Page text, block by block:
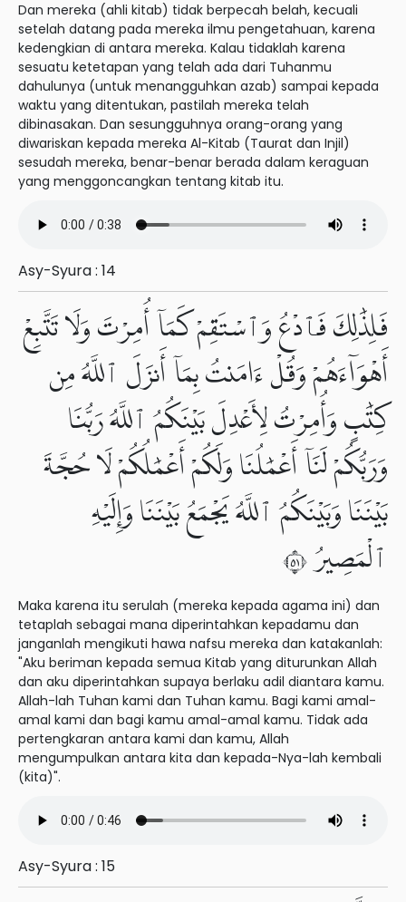
Dan mereka (ahli kitab) tidak berpecah belah, kecuali
setelah datang pada mereka ilmu pengetahuan, karena
kedengkian di antara mereka. Kalau tidaklah karena
sesuatu ketetapan yang telah ada dari Tuhanmu
dahulunya (untuk menangguhkan azab) sampai kepada
waktu yang ditentukan, pastilah mereka telah
dibinasakan. Dan sesungguhnya orang-orang yang
diwariskan kepada mereka Al-Kitab (Taurat dan Injil)
sesudah mereka, benar-benar berada dalam keraguan
yang menggoncangkan tentang kitab itu.
Asy-Syura : 14
فَلِذَٰلِكَ فَٱدْعُ وَٱسْتَقِمْ كَمَآ أُمِرْتَ وَلَا تَتَّبِعْ
أَهْوَآءَهُمْ وَقُلْ ءَامَنتُ بِمَآ أَنزَلَ ٱللَّهُ مِن
كِتَٰبٍ وَأُمِرْتُ لِأَعْدِلَ بَيْنَكُمُ ٱللَّهُ رَبُّنَا
وَرَبُّكُمْ لَنَآ أَعْمَٰلُنَا وَلَكُمْ أَعْمَٰلُكُمْ لَا حُجَّةَ
بَيْنَنَا وَبَيْنَكُمُ ٱللَّهُ يَجْمَعُ بَيْنَنَا وَإِلَيْهِ
ٱلْمَصِيرُ ١٥
Maka karena itu serulah (mereka kepada agama ini) dan
tetaplah sebagai mana diperintahkan kepadamu dan
janganlah mengikuti hawa nafsu mereka dan katakanlah:
"Aku beriman kepada semua Kitab yang diturunkan Allah
dan aku diperintahkan supaya berlaku adil diantara kamu.
Allah-lah Tuhan kami dan Tuhan kamu. Bagi kami amal-
amal kami dan bagi kamu amal-amal kamu. Tidak ada
pertengkaran antara kami dan kamu, Allah
mengumpulkan antara kita dan kepada-Nya-lah kembali
(kita)".
Asy-Syura : 15